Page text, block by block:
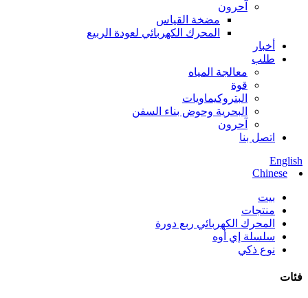
آحرون
مضخة القياس
المحرك الكهربائي لعودة الربيع
أخبار
طلب
معالجة المياه
قوة
البتروكيماويات
البحرية وحوض بناء السفن
آحرون
اتصل بنا
English
Chinese
بيت
منتجات
المحرك الكهربائي ربع دورة
سلسلة إي أوه
نوع ذكي
فئات